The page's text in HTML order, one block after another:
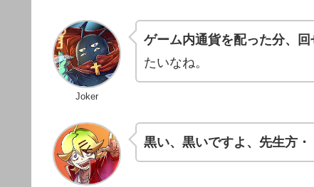
Joker
ゲーム内通貨を配った分、
たいなね。
黒い、黒いですよ、先生方・